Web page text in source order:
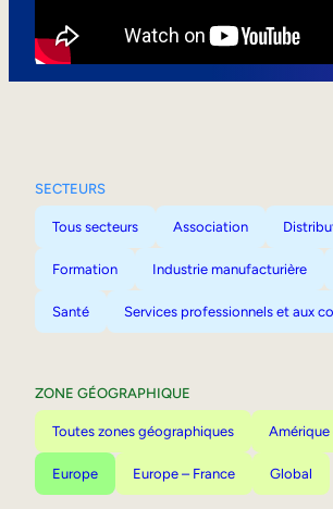
SECTEURS
Tous secteurs Association
Formation Industrie manufacturière
Santé Services professionnels et aux
ZONE GÉOGRAPHIQUE
Toutes zones géographiques
Europe Europe – France Global